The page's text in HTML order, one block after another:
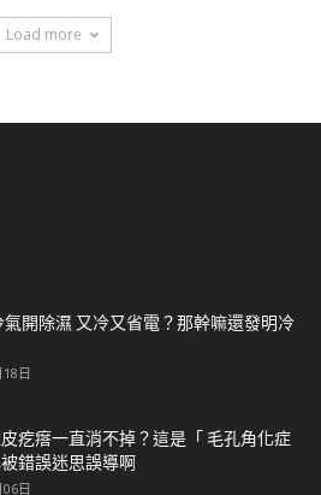
Load more
氣開除濕 又冷又省電？那幹嘛還發明冷
日
疙瘩一直消不掉？這是「 毛孔角化症
錯誤迷思誤導啊
日